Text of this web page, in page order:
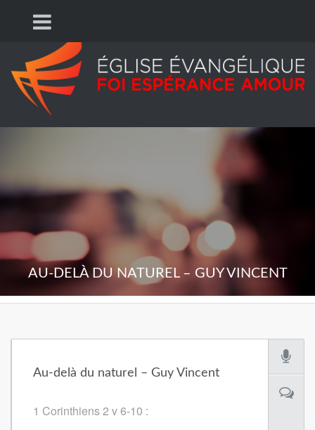
AU-DELÀ DU NATUREL – GUY VINCENT
Au-delà du naturel – Guy Vincent
1 Corinthiens 2 v 6-10 :